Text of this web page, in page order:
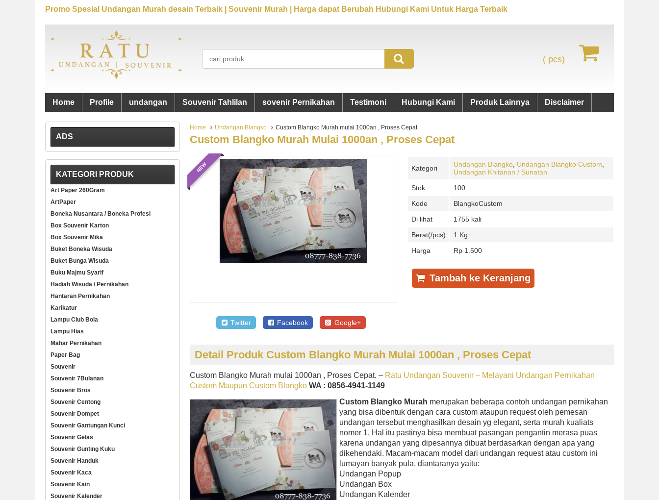
Promo Spesial Undangan Murah desain Terbaik | Souvenir Murah | Harga dapat Berubah Hubungi Kami Untuk Harga Terbaik
(pcs)
Home Profile undangan Souvenir Tahlilan sovenir Pernikahan Testimoni Hubungi Kami Produk Lainnya Disclaimer
Home Undangan Blangko Custom Blangko Murah mulai 1000an , Proses Cepat
Custom Blangko Murah Mulai 1000an , Proses Cepat
NEW
Twitter Facebook Google+
Kategori Undangan Blangko, Undangan Blangko Custom
Undangan Khitanan / Sunatan
Stok
100
Kode
BlangkoCustom
Di lihat
1755 kali
Berat(/pcs)
1 Kg
Harga
Rp 1.500
Tambah ke Keranjang
Detail Produk Custom Blangko Murah Mulai 1000an , Proses Cepat
Custom Blangko Murah mulai 1000an , Proses Cepat. – Ratu Undangan Souvenir – Melayani Undangan Pernikahan
Custom Maupun Custom Blangko WA : 0856-4941-1149
Custom Blangko Murah merupakan beberapa contoh undangan pernikahan
yang bisa dibentuk dengan cara custom ataupun request oleh pemesan
undangan tersebut menghasilkan desain yg elegant, serta murah kualiats
nomer 1. Hal itu pastinya bisa membuat pasangan pengantin merasa puas
karena undangan yang dipesannya dibuat berdasarkan dengan apa yang
dikehendaki. Macam-macam model dari undangan request atau custom ini
lumayan banyak pula, diantaranya yaitu:
Undangan Popup
Undangan Box
Undangan Kalender
ADS
KATEGORI PRODUK
Art Paper 260Gram
ArtPaper
Boneka Nusantara / Boneka Profesi
Box Souvenir Karton
Box Souvenir Mika
Buket Boneka Wisuda
Buket Bunga Wisuda
Buku Majmu Syarif
Hadiah Wisuda / Pernikahan
Hantaran Pernikahan
Karikatur
Lampu Club Bola
Lampu Hias
Mahar Pernikahan
Paper Bag
Souvenir
Souvenir 7Bulanan
Souvenir Bros
Souvenir Centong
Souvenir Dompet
Souvenir Gantungan Kunci
Souvenir Gelas
Souvenir Gunting Kuku
Souvenir Handuk
Souvenir Kaca
Souvenir Kain
Souvenir Kalender